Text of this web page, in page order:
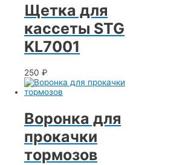
Щетка для
кассеты STG
KL7001
250 ₽
Воронка для
прокачки
тормозов